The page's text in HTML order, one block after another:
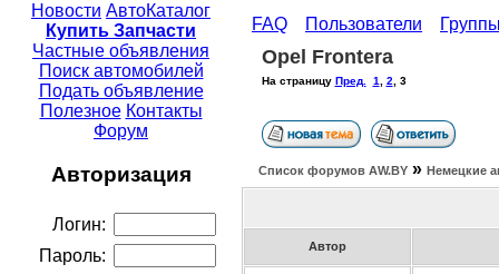
Новости АвтоКаталог
Купить Запчасти
Частные объявления
Поиск автомобилей
Подать объявление
Полезное Контакты
Форум
Авторизация
Логин:
Пароль:
FAQ Пользователи
Opel Frontera
На страницу Пред. 1 2 3
Список форумов АW.BY » Немецкие
Автор